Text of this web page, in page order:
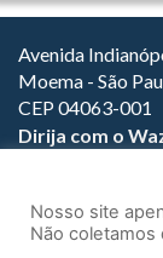
Avenida
Moema - São
CEP 04063-001
Dirija com o
(11) 3147-1800
Nosso site
Não coletamos